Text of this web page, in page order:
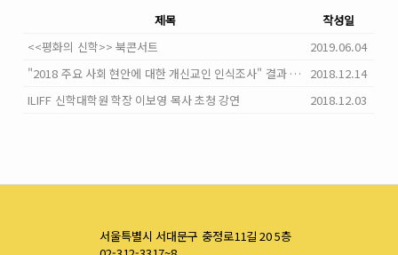
제목
작성일
<<평화의 신학>> 북콘서트
2019.06.04
"2018 주요 사회 현안에 대한 개신교인 인식조사" 결과 발표
2018.12.14
ILIFF 신학대학원 학장 이보영 목사 초청 강연
2018.12.03
서울특별시 서대문구 충정로11길 20 5층